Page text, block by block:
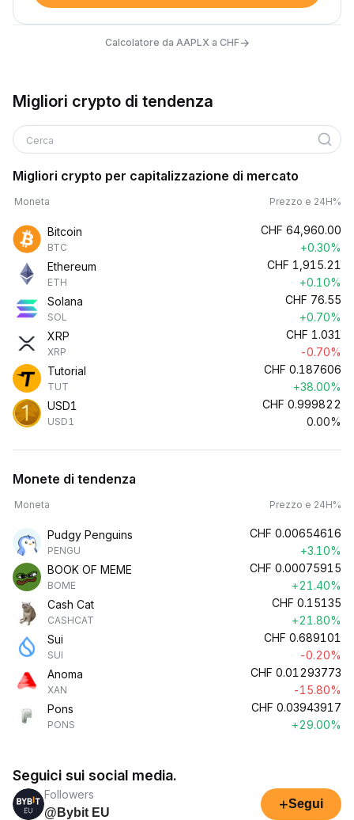
Calcolatore da AAPLX a CHF→
Migliori crypto di tendenza
Cerca
Migliori crypto per capitalizzazione di mercato
Moneta Prezzo e 24H%
Bitcoin
BTC
CHF 64,960.00
+0.30%
Ethereum
ETH
CHF 1,915.21
+0.10%
Solana
SOL
CHF 76.55
+0.70%
XRP
XRP
CHF 1.031
-0.70%
Tutorial
TUT
CHF 0.187606
+38.00%
USD1
USD1
CHF 0.999822
0.00%
Monete di tendenza
Moneta Prezzo e 24H%
Pudgy Penguins
PENGU
CHF 0.00654616
+3.10%
BOOK OF MEME
BOME
CHF 0.00075915
+21.40%
Cash Cat
CASHCAT
CHF 0.15135
+21.80%
Sui
SUI
CHF 0.689101
-0.20%
Anoma
XAN
CHF 0.01293773
-15.80%
Pons
PONS
CHF 0.03943917
+29.00%
Seguici sui social media.
Followers
@Bybit EU
+Segui